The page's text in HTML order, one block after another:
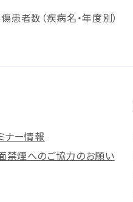
者数（疾病名・年度別）
ナー情報
禁煙へのご協力のお願い